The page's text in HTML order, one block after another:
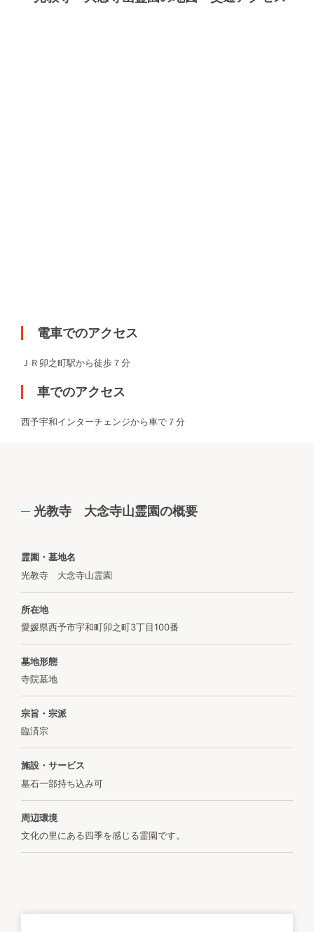
電車でのアクセス
ＪＲ卯之町駅から徒歩７分
車でのアクセス
西予宇和インターチェンジから車で７分
光教寺 大念寺山霊園の概要
霊園・墓地名
光教寺 大念寺山霊園
所在地
愛媛県西予市宇和町卯之町3丁目100番
墓地形態
寺院墓地
宗旨・宗派
臨済宗
施設・サービス
墓石一部持ち込み可
周辺環境
文化の里にある四季を感じる霊園です。